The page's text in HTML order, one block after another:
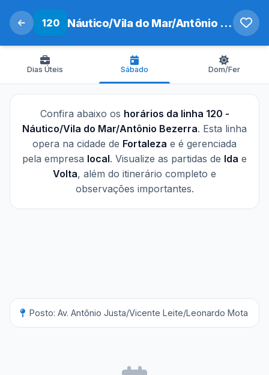
120 Náutico/Vila do Mar/Antônio Bezerra
Dias Úteis Sábado Dom/Fer
Confira abaixo os horários da linha 120 -
Náutico/Vila do Mar/Antônio Bezerra. Esta linha
opera na cidade de Fortaleza e é gerenciada
pela empresa local. Visualize as partidas de Ida e
Volta, além do itinerário completo e
observações importantes.
Posto: Av. Antônio Justa/Vicente Leite/Leonardo Mota